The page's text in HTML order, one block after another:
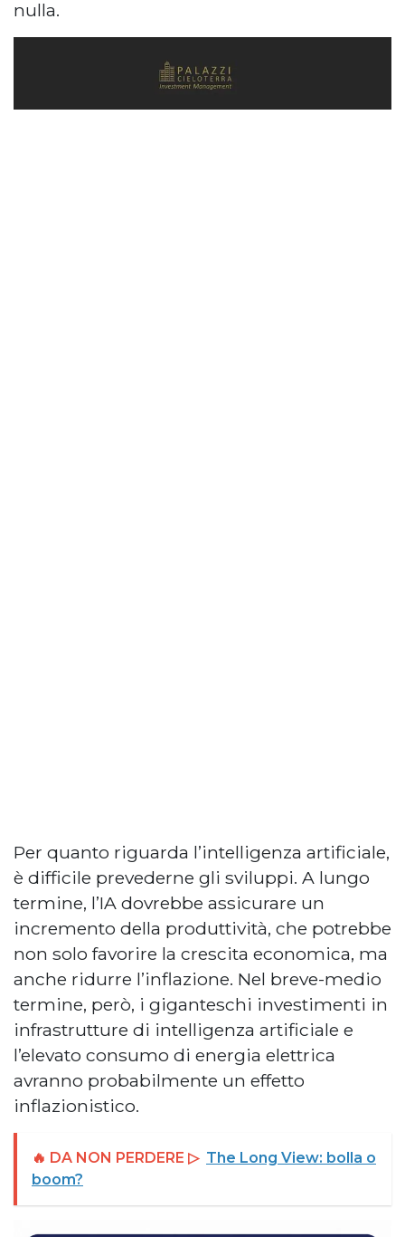
nulla.
Per quanto riguarda l’intelligenza artificiale,
è difficile prevederne gli sviluppi. A lungo
termine, l’IA dovrebbe assicurare un
incremento della produttività, che potrebbe
non solo favorire la crescita economica, ma
anche ridurre l’inflazione. Nel breve-medio
termine, però, i giganteschi investimenti in
infrastrutture di intelligenza artificiale e
l’elevato consumo di energia elettrica
avranno probabilmente un effetto
inflazionistico.
🔥 DA NON PERDERE ▷ The Long View: bolla o
boom?